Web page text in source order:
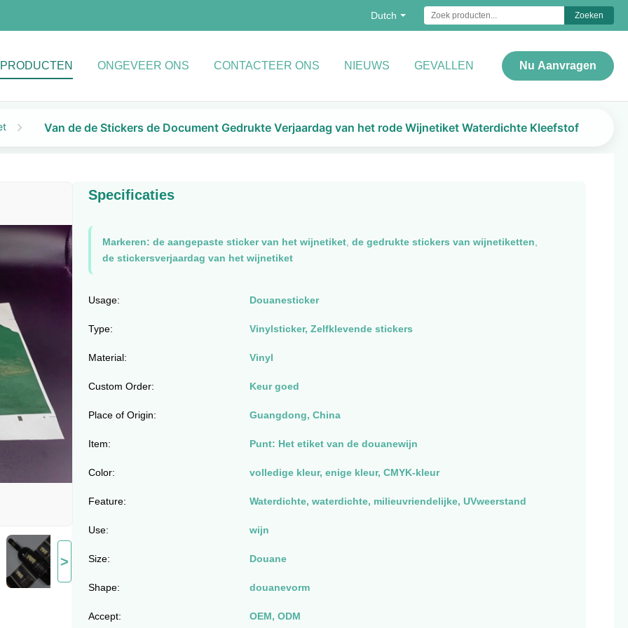
Dutch Zoeken
PRODUCTEN ONGEVEER ONS CONTACTEER ONS NIEUWS GEVALLEN Nu Aanvragen
Van de de Stickers de Document Gedrukte Verjaardag van het rode Wijnetiket Waterdichte Kleefstof
>
Specificaties
Markeren: de aangepaste sticker van het wijnetiket, de gedrukte stickers van wijnetiketten
de stickersverjaardag van het wijnetiket
Usage: Douanesticker
Type: Vinylsticker, Zelfklevende stickers
Material: Vinyl
Custom Order: Keur goed
Place of Origin: Guangdong, China
Item: Punt: Het etiket van de douanewijn
Color: volledige kleur, enige kleur, CMYK-kleur
Feature: Waterdichte, waterdichte, milieuvriendelijke, UVweerstand
Use: wijn
Size: Douane
Shape: douanevorm
Accept: OEM, ODM